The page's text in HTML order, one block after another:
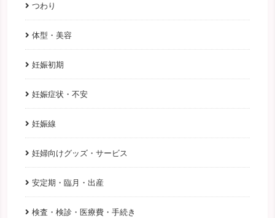
つわり
体型・美容
妊娠初期
妊娠症状・不安
妊娠線
妊婦向けグッズ・サービス
安定期・臨月・出産
検査・検診・医療費・手続き